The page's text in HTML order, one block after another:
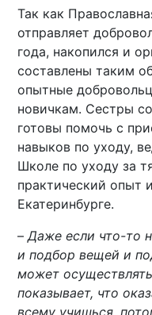
Так как
отправляет
года, накопился и
составлены таким
опытные
новичкам. Сестры
готовы помочь с
навыков по уходу,
Школе по уходу за
практический опыт
Екатеринбурге.
–Даже если что-то
и подбор вещей и
может
показывает, что
всему учишься,